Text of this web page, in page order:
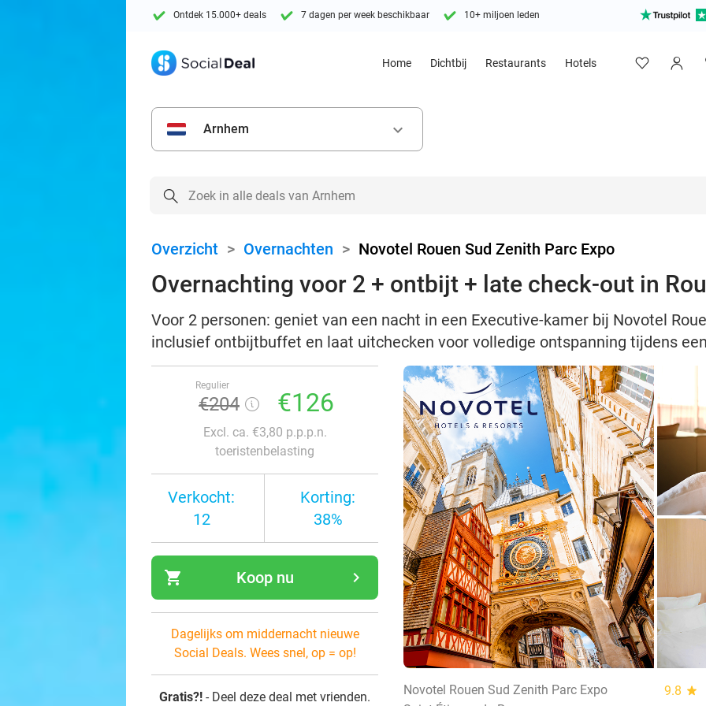
Ontdek 15.000+ deals 7 dagen per week beschikbaar 10+ miljoen leden
Home Dichtbij Restaurants Hotels
Arnhem keyboard_arrow_down
Overzicht > Overnachten > Novotel Rouen Sud Zenith Parc Expo
Overnachting voor 2 + ontbijt + late check-out in
Voor 2 personen: geniet van een nacht in een Executive-kamer bij Novotel
inclusief ontbijtbuffet en laat uitchecken voor volledige ontspanning tijdens
Regulier
€204 €126
Excl. ca. €3,80 p.p.p.n.
toeristenbelasting
Verkocht:
12
Korting:
38%
shopping_cart navigate_next
Koop nu
Dagelijks om middernacht nieuwe
Social Deals. Wees snel, op = op!
Gratis?! - Deel deze deal met vrienden.
Novotel Rouen Sud Zenith Parc Expo 9.8 star